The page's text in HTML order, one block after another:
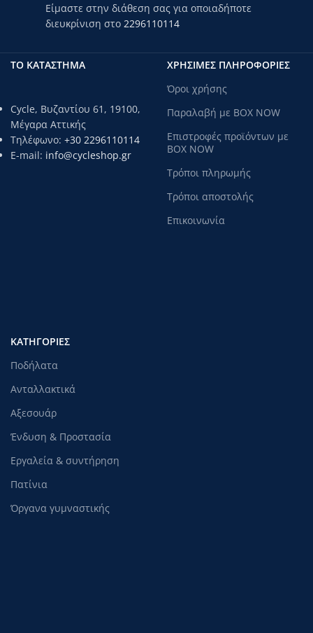
Είμαστε στην διάθεση σας για οποιαδήποτε
διευκρίνιση στο 2296110114
ΤΟ ΚΑΤΑΣΤΗΜΑ
Cycle, Βυζαντίου 61, 19100,
Μέγαρα Αττικής
Τηλέφωνο: +30 2296110114
E-mail: info@cycleshop.gr
ΧΡΗΣΙΜΕΣ ΠΛΗΡΟΦΟΡΙΕΣ
Όροι χρήσης
Παραλαβή με BOX NOW
Επιστροφές προϊόντων με
BOX NOW
Τρόποι πληρωμής
Τρόποι αποστολής
Επικοινωνία
ΚΑΤΗΓΟΡΊΕΣ
Ποδήλατα
Ανταλλακτικά
Αξεσουάρ
Ένδυση & Προστασία
Εργαλεία & συντήρηση
Πατίνια
Όργανα γυμναστικής